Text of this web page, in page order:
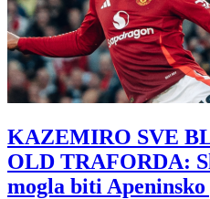
KAZEMIRO SVE
OLD TRAFORDA:
mogla biti